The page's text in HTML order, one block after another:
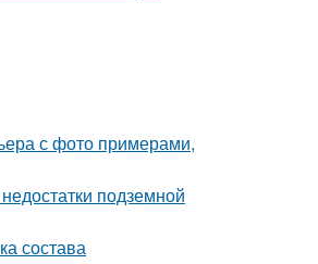
с фото примерами,
подземной
состава